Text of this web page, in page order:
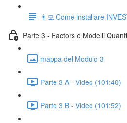
👨‍💻 Come installare
Parte 3 - Factors e Modelli
mappa del Modulo 3
Parte 3 A - Video (101:40)
Parte 3 B - Video (101:52)